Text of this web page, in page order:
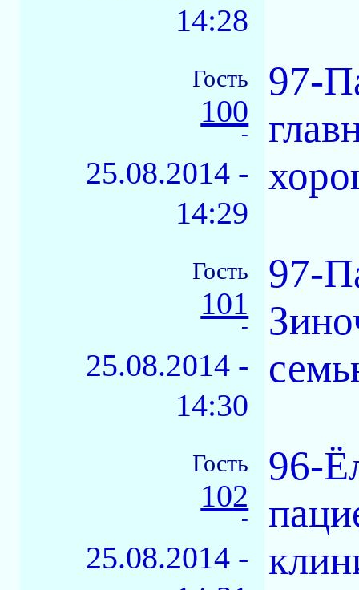
14:28
Гость
100
-
25.08.2014 -
14:29
97-
Гость
101
-
25.08.2014 -
14:30
97-
Гость
102
-
25.08.2014 -
96-